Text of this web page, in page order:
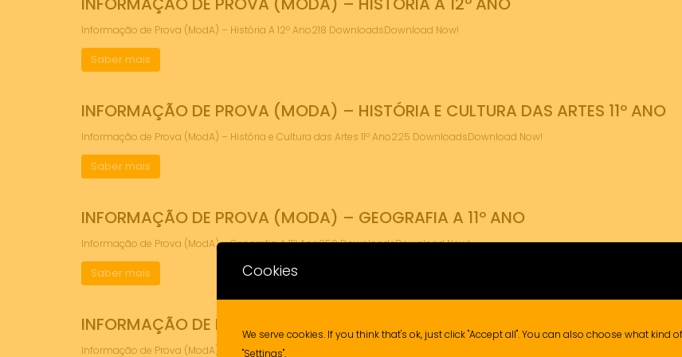
Informação de Prova (ModA) – História A 12º Ano218 DownloadsDownload Now!
Saber mais
INFORMAÇÃO DE PROVA (MODA) – HISTÓRIA E CULTURA DAS ARTES 11º ANO
Informação de Prova (ModA) – História e Cultura das Artes 11º Ano225 DownloadsDownload Now!
Saber mais
INFORMAÇÃO DE PROVA (MODA) – GEOGRAFIA A 11º ANO
Informação de Prova (ModA) – Geografia A 11º Ano250 DownloadsDownload Now!
Saber mais
INFORMAÇÃO DE PROVA (MODA) – GEOMETRIA DESCRITIVA A 11º ANO
Informação de Prova (ModA) – Geometria Descritiva A 11º Ano224 DownloadsDownload Now!
Cookies
We serve cookies. If you think that's ok, just click "Accept all". You can also choose what kind
"Settings".